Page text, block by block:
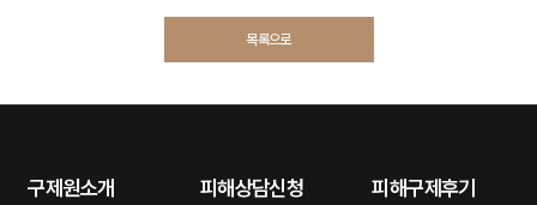
목록으로
구제원소개 피해상담신청 피해구제후기